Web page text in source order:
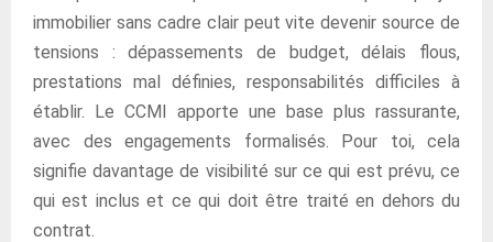
immobilier sans cadre clair peut vite devenir source de
tensions : dépassements de budget, délais flous,
prestations mal définies, responsabilités difficiles à
établir. Le CCMI apporte une base plus rassurante,
avec des engagements formalisés. Pour toi, cela
signifie davantage de visibilité sur ce qui est prévu, ce
qui est inclus et ce qui doit être traité en dehors du
contrat.